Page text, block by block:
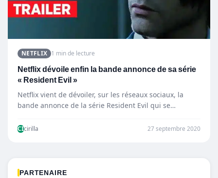
NETFLIX 1 min de lecture
Netflix dévoile enfin la bande annonce de sa série
« Resident Evil »
Netflix vient de dévoiler, sur les réseaux sociaux, la
bande annonce de la série Resident Evil qui se…
CIcirilla 27 septembre 2020
PARTENAIRE